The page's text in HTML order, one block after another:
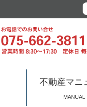
不動産マニ
MANUAL